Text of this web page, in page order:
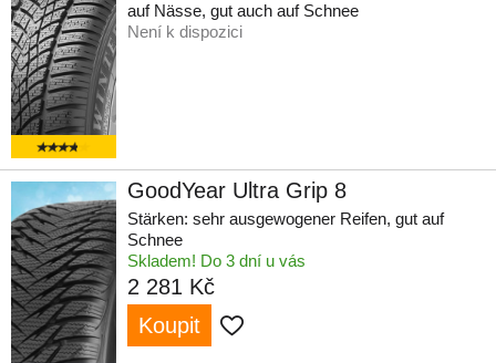
auf Nässe, gut auch auf Schnee
Není k dispozici
GoodYear Ultra Grip 8
Stärken: sehr ausgewogener Reifen, gut auf
Schnee
Skladem! Do 3 dní u vás
2 281 Kč
Koupit